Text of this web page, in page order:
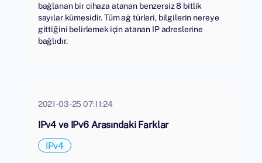
bağlanan bir cihaza atanan benzersiz 8 bitlik
sayılar kümesidir. Tüm ağ türleri, bilgilerin nereye
gittiğini belirlemek için atanan IP adreslerine
bağlıdır.
2021-03-25 07:11:24
IPv4 ve IPv6 Arasındaki Farklar
IPv4